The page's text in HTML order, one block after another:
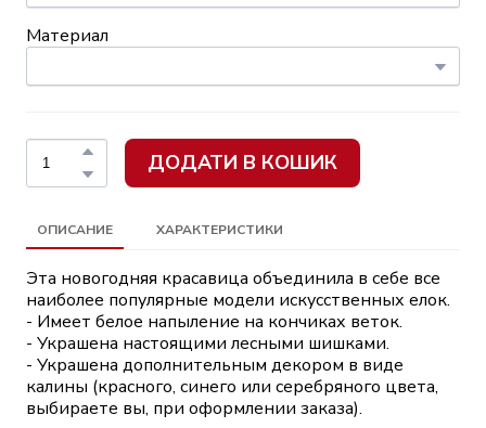
Материал
ДОДАТИ В КОШИК
ОПИСАНИЕ ХАРАКТЕРИСТИКИ
Эта новогодняя красавица объединила в себе все
наиболее популярные модели искусственных елок.
- Имеет белое напыление на кончиках веток.
- Украшена настоящими лесными шишками.
- Украшена дополнительным декором в виде
калины (красного, синего или серебряного цвета,
выбираете вы, при оформлении заказа).